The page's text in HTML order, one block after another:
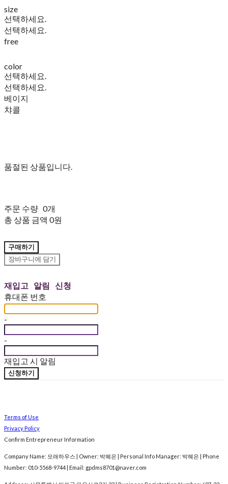
size
선택하세요.
선택하세요.
free
color
선택하세요.
선택하세요.
베이지
챠콜
품절된 상품입니다.
주문 수량 0개
총 상품 금액 0원
구매하기
장바구니에 담기
재입고 알림 신청
휴대폰 번호
-
-
재입고 시 알림
신청하기
Terms of Use
Privacy Policy
Confirm Entrepreneur Information
Company Name: 모래하우스 | Owner: 박혜은 | Personal Info Manager: 박혜은 | Phone
Number: 010-5568-9744 | Email: gpdms8701@naver.com